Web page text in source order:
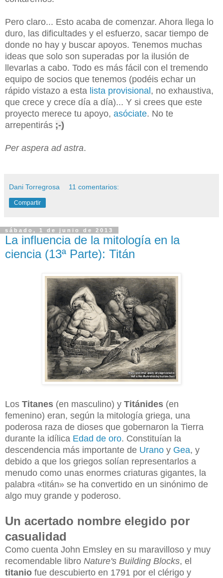
Pero claro... Esto acaba de comenzar. Ahora llega lo
duro, las dificultades y el esfuerzo, sacar tiempo de
donde no hay y buscar apoyos. Tenemos muchas
ideas que solo son superadas por la ilusión de
llevarlas a cabo. Todo es más fácil con el tremendo
equipo de socios que tenemos (podéis echar un
rápido vistazo a esta lista provisional , no exhaustiva,
que crece y crece día a día)... Y si crees que este
proyecto merece tu apoyo, asóciate. No te
arrepentirás ;-)
Per aspera ad astra.
Dani Torregrosa 11 comentarios:
Compartir
sábado, 1 de junio de 2013
La influencia de la mitología en la
ciencia (13ª Parte): Titán
Los Titanes (en masculino) y Titánides (en
femenino) eran, según la mitología griega, una
poderosa raza de dioses que gobernaron la Tierra
durante la idílica Edad de oro. Constituían la
descendencia más importante de Urano y Gea, y
debido a que los griegos solían representarlos a
menudo como unas enormes criaturas gigantes, la
palabra «titán» se ha convertido en un sinónimo de
algo muy grande y poderoso.
Un acertado nombre elegido por
casualidad
Como cuenta John Emsley en su maravilloso y muy
recomendable libro Nature's Building Blocks, el
titanio fue descubierto en 1791 por el clérigo y